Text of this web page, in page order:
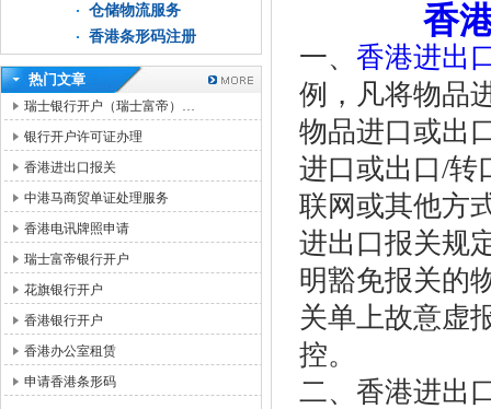
仓储物流服务
香港条形码注册
热门文章
瑞士银行开户（瑞士富帝）…
银行开户许可证办理
香港进出口报关
中港马商贸单证处理服务
香港电讯牌照申请
瑞士富帝银行开户
花旗银行开户
香港银行开户
香港办公室租赁
申请香港条形码
香
一、 香港进出
例，凡将物品
物品进口或出
进口或出口/转
联网或其他方
进出口报关规
明豁免报关的
关单上故意虚
控。
二、香港进出